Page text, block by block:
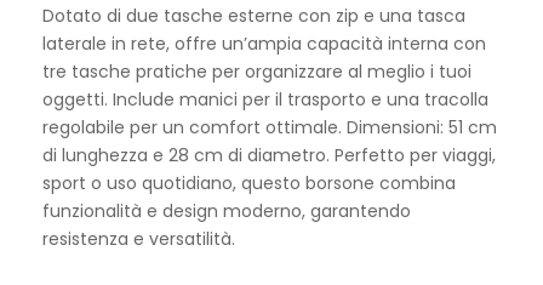
Dotato di due tasche esterne con zip e una tasca
laterale in rete, offre un’ampia capacità interna con
tre tasche pratiche per organizzare al meglio i tuoi
oggetti. Include manici per il trasporto e una tracolla
regolabile per un comfort ottimale. Dimensioni: 51 cm
di lunghezza e 28 cm di diametro. Perfetto per viaggi,
sport o uso quotidiano, questo borsone combina
funzionalità e design moderno, garantendo
resistenza e versatilità.